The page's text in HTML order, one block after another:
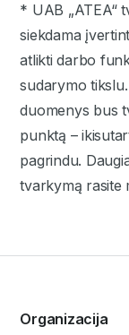
* UAB „ATEA“
siekdama
atlikti darbo
sudarymo
duomenys bus
punktą –
pagrindu.
tvarkymą rasite
Organizacija